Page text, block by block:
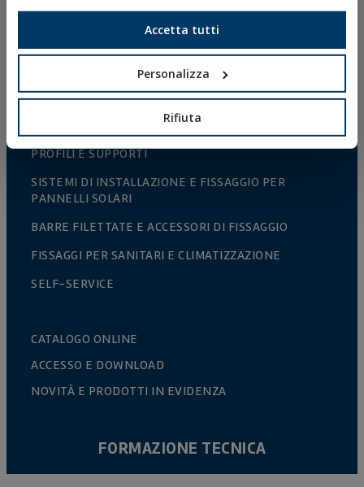
Accetta tutti
Personalizza
Rifiuta
COLLARI METALLICI PESANTI
SISTEMI DI PROTEZIONE ANTINCENDIO
SUPPORTI PER GRONDAIE
FASCETTE E ACCESSORI IN PLASTICA
PROFILI E SUPPORTI
SISTEMI DI INSTALLAZIONE E FISSAGGIO PER
PANNELLI SOLARI
BARRE FILETTATE E ACCESSORI DI FISSAGGIO
FISSAGGI PER SANITARI E CLIMATIZZAZIONE
SELF-SERVICE
CATALOGO ONLINE
ACCESSO E DOWNLOAD
NOVITÀ E PRODOTTI IN EVIDENZA
FORMAZIONE TECNICA